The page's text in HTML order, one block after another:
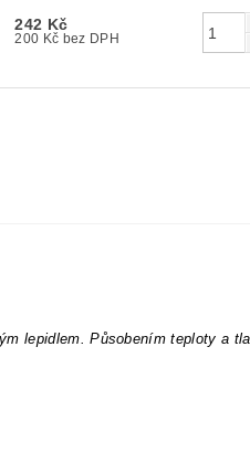
242 Kč
200 Kč bez DPH
lepidlem. Působením teploty a